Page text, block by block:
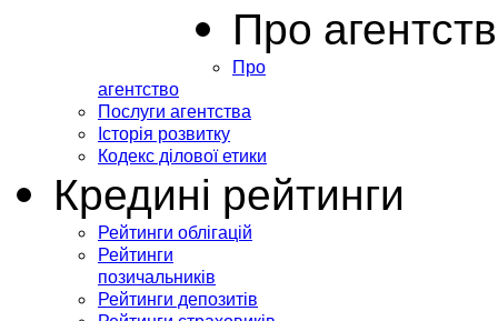
Про
Про
агентство
Послуги агентства
Історія розвитку
Кодекс ділової етики
Кредині рейтинги
Рейтинги облігацій
Рейтинги
позичальників
Рейтинги депозитів